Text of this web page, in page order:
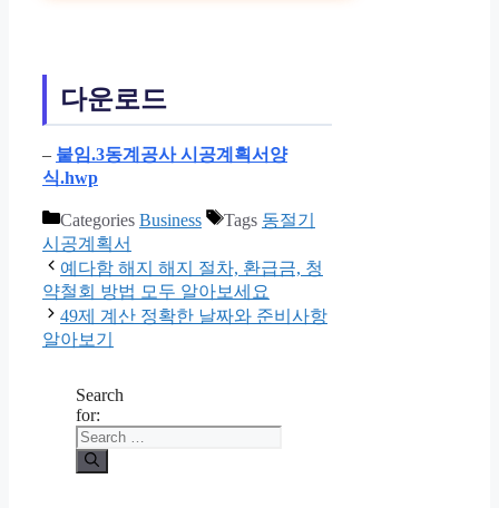
다운로드
– 붙임.3동계공사 시공계획서양
식.hwp
Categories Business Tags 동절기
시공계획서
예다함 해지 해지 절차, 환급금, 청
약철회 방법 모두 알아보세요
49제 계산 정확한 날짜와 준비사항
알아보기
Search
for: